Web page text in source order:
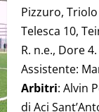
Pizzuro, Triolo
Telesca 10,
R. n.e., Dore
Assistente:
Arbitri: Alvin
di Aci